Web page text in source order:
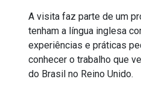
A visita faz parte de um
tenham a língua inglesa
experiências e práticas
conhecer o trabalho que
do Brasil no Reino Unido.